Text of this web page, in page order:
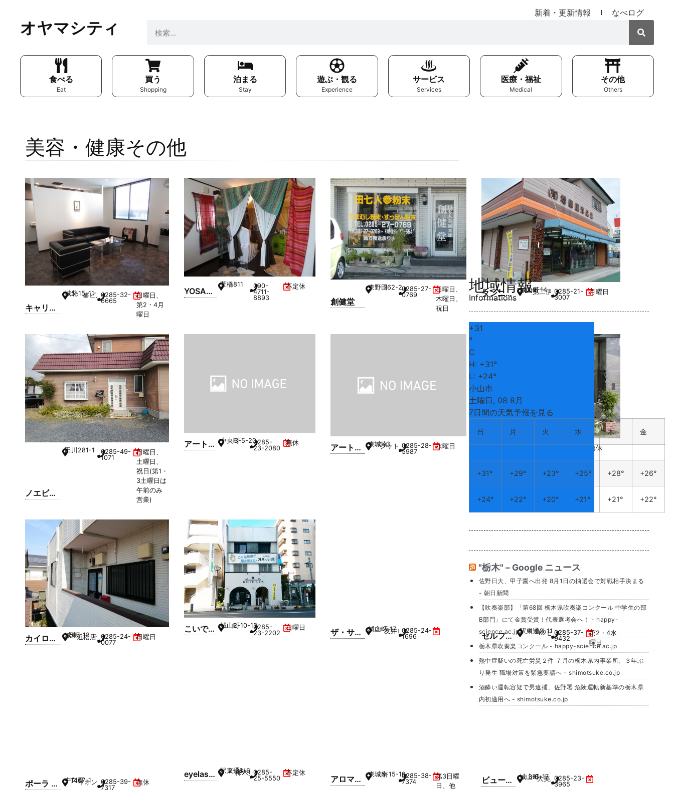
新着・更新情報 なべログ
オヤマシティ
食べる
Eat
買う
Shopping
泊まる
Stay
遊ぶ・観る
Experience
サービス
Services
医療・福祉
Medical
その他
Others
美容・健康その他
キャリー
山店
城北5-15-11峯ビル 1F0285-32-
6665
日曜日、
第2・4月
曜日
YOSA
萱橋811
090-
4711-
8893
不定休
創健堂
東野田762-20285-27-
0769
日曜日、
木曜日、
祝日
タンニン
小山店
城山町
3-2-14
第二伊豆倉ビル 4F
0285-21-
3007
月曜日
ノエビア
田川 281-1
0285-49-
1071
日曜日、
土曜日、
祝日(第1・
3土曜日は
午前のみ
営業)
アートネ
中央町3-5-200285-
23-2080
無休
アートメ
東城南
1-1-3
シャトレ海老沼 101
0285-28-
5987
水曜日
ンション
エコー
中央町
3-7-1 無休
カイロプ
城東
5-7-12
近松店舗 2F G号室
0285-24-
0077
日曜日
こいでや
城山町2-10-130285-
23-2202
日曜日
ザ・サン
城山町
3-2-17
友井ビル 4F
0285-24-
1696
セルフィ
ッシュ ビ
ューティ
ー
駅東通り
1-33-11
K2ビル 2F0285-37-
9432
第2・4水
曜日
ポーラ ザ
中久喜
1467-1
イオンモール小山 1F
0285-39-
7317
無休
eyelash
駅東通り
2-38-6
柿木第5ビル 2F
0285-
25-5550
不定休
アロマア
東城南5-15-190285-38-
7374
第3日曜
日、他
ビューテ
城山町3-6-17
大美屋ビル0285-23-
3965
地域情報
Informations
+31
°
C
H: +31°
L: +24°
小山市
土曜日, 08 8月
7日間の天気予報を見る
日 月 火 水 木 金
+31° +29° +23° +25° +28° +26°
+24° +22° +20° +21° +21° +22°
"栃木" – Google ニュース
佐野日大、甲子園へ出発 8月1日の抽選会で対戦相手決まる
- 朝日新聞
【吹奏楽部】「第68回 栃木県吹奏楽コンクール 中学生の部
B部門」にて金賞受賞！代表選考会へ！ - happy-
science.ac.jp
栃木県吹奏楽コンクール - happy-science.ac.jp
熱中症疑いの死亡労災２件 ７月の栃木県内事業所、３年ぶ
り発生 職場対策を緊急要請へ - shimotsuke.co.jp
酒酔い運転容疑で男逮捕、佐野署 危険運転新基準の栃木県
内初適用へ - shimotsuke.co.jp